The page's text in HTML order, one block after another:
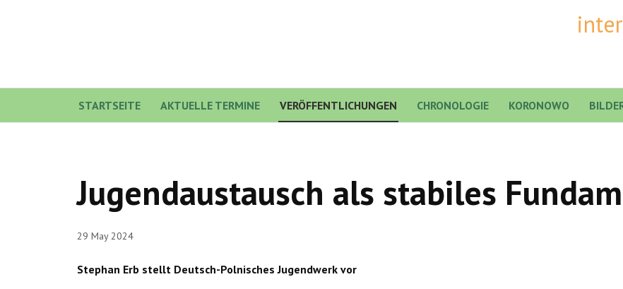
STARTSEITE AKTUELLE TERMINE VERÖFFENTLICHUNGEN CHRONOLOGIE KORONOWO
Jugendaustausch als stabiles
29 May 2024
Stephan Erb stellt Deutsch-Polnisches Jugendwerk vor